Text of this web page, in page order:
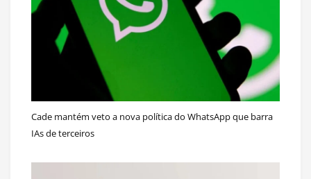
Cade mantém veto a nova política do WhatsApp que barra
IAs de terceiros